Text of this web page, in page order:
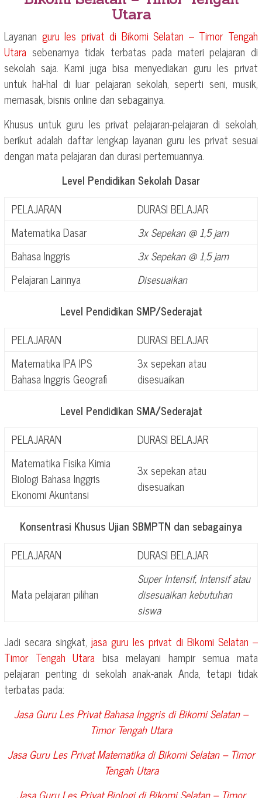
Utara
Layanan guru les privat di Bikomi Selatan – Timor Tengah
Utara sebenarnya tidak terbatas pada materi pelajaran di
sekolah saja. Kami juga bisa menyediakan guru les privat
untuk hal-hal di luar pelajaran sekolah, seperti seni, musik,
memasak, bisnis online dan sebagainya.
Khusus untuk guru les privat pelajaran-pelajaran di sekolah,
berikut adalah daftar lengkap layanan guru les privat sesuai
dengan mata pelajaran dan durasi pertemuannya.
Level Pendidikan Sekolah Dasar
PELAJARAN
DURASI BELAJAR
Matematika Dasar
3x Sepekan @ 1,5 jam
Bahasa Inggris
3x Sepekan @ 1,5 jam
Pelajaran Lainnya
Disesuaikan
Level Pendidikan SMP/Sederajat
PELAJARAN
DURASI BELAJAR
Matematika IPA IPS
Bahasa Inggris Geografi
3x sepekan atau
disesuaikan
Level Pendidikan SMA/Sederajat
PELAJARAN
DURASI BELAJAR
Matematika Fisika Kimia
Biologi Bahasa Inggris
Ekonomi Akuntansi
3x sepekan atau
disesuaikan
Konsentrasi Khusus Ujian SBMPTN dan sebagainya
PELAJARAN
DURASI BELAJAR
Mata pelajaran pilihan
Super Intensif, Intensif atau
disesuaikan kebutuhan
siswa
Jadi secara singkat, jasa guru les privat di Bikomi Selatan –
Timor Tengah Utara bisa melayani hampir semua mata
pelajaran penting di sekolah anak-anak Anda, tetapi tidak
terbatas pada:
Jasa Guru Les Privat Bahasa Inggris diBikomi Selatan –
Timor Tengah Utara
Jasa Guru Les Privat Matematika diBikomi Selatan – Timor
Tengah Utara
Jasa Guru Les Privat Biologi diBikomi Selatan – Timor